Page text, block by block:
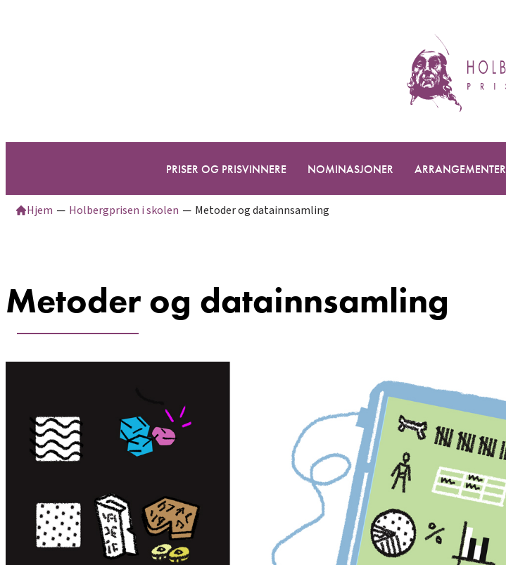
PRISER OG PRISVINNERE NOMINASJONER ARRANGEMENTER
Hjem ─ Holbergprisen i skolen ─ Metoder og datainnsamling
Metoder og datainnsamling